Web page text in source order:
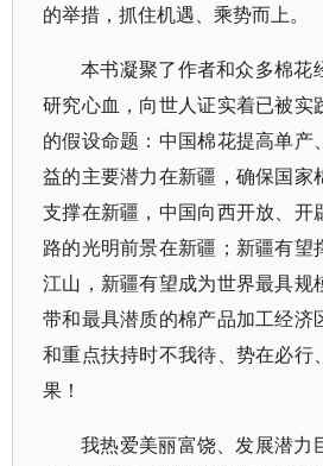
的举措，抓住机遇、乘势而上。
本书凝聚了作者和众多棉花
研究心血，向世人证实着已被实
的假设命题：中国棉花提高单产
益的主要潜力在新疆，确保国家
支撑在新疆，中国向西开放、开
路的光明前景在新疆；新疆有望
江山，新疆有望成为世界最具规
带和最具潜质的棉产品加工经济
和重点扶持时不我待、势在必行
果！
我热爱美丽富饶、发展潜力